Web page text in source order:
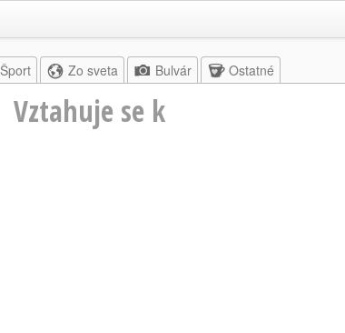
Šport Zo sveta Bulvár Ostatné
Vztahuje se k